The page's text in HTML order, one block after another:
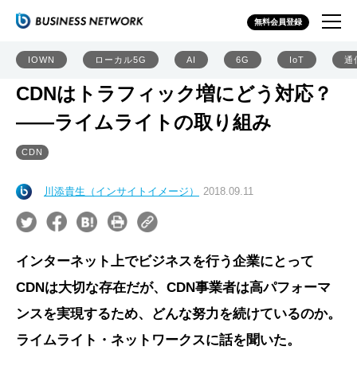
無料会員登録
IOWN ローカル5G AI 6G IoT 通
CDNはトラフィック増にどう対応？
――ライムライトの取り組み
CDN
川添貴生（インサイトイメージ） 2018.09.11
インターネット上でビジネスを行う企業にとって
CDNは大切な存在だが、CDN事業者は高パフォーマ
ンスを実現するため、どんな努力を続けているのか。
ライムライト・ネットワークスに話を聞いた。